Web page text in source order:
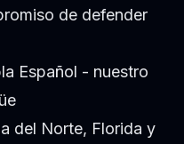
de defender
Español - nuestro
del Norte, Florida y